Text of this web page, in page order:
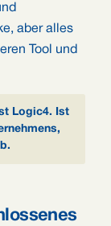
aber alles
Tool und
Logic4. Ist